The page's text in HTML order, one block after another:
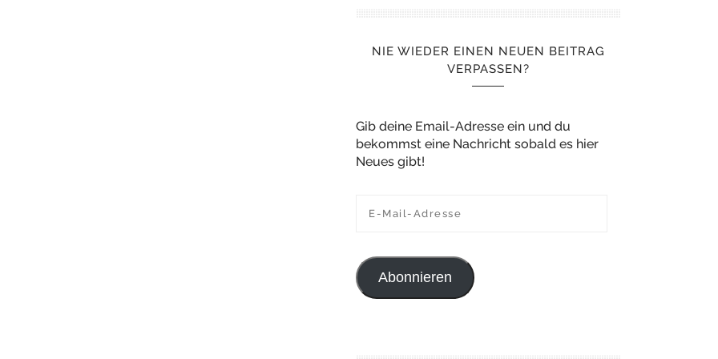
NIE WIEDER EINEN NEUEN BEITRAG
VERPASSEN?
Gib deine Email-Adresse ein und du
bekommst eine Nachricht sobald es hier
Neues gibt!
Abonnieren